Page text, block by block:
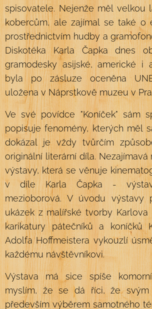
spisovatele. Nejenže měl velkou
kobercům, ale zajímal se také o
prostřednictvím hudby a
Diskotéka Karla Čapka dnes
gramodesky asijské, americké i
byla po zásluze oceněna
uložena v Náprstkově muzeu v
Ve své povídce "Koníček" sám
popisuje fenomény, kterých měl
dokázal je vždy tvůrčím
originální literární díla. Nezajímavá
výstavy, která se věnuje
v díle Karla Čapka -
mezioborová. V úvodu výstavy
ukázek z malířské tvorby Karlova
karikatury pátečníků a koníčků
Adolfa Hoffmeistera vykouzlí
každému návštěvníkovi.
Výstava má sice spíše
myslím, že se dá říci, že svým
především výběrem samotného